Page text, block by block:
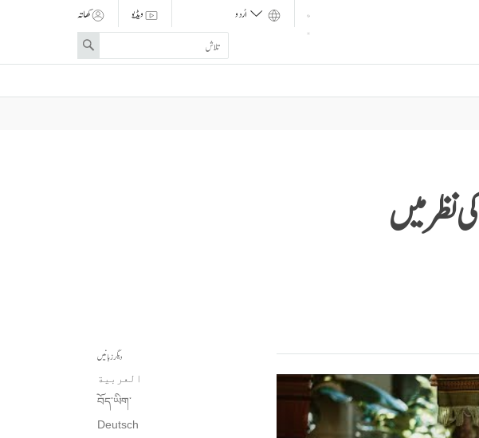
ویڈیو
کھاتہ
Enter
search
term
Search
نظر میں
دیگر زبانیں
العربية
བོད་ཡིག་
Deutsch